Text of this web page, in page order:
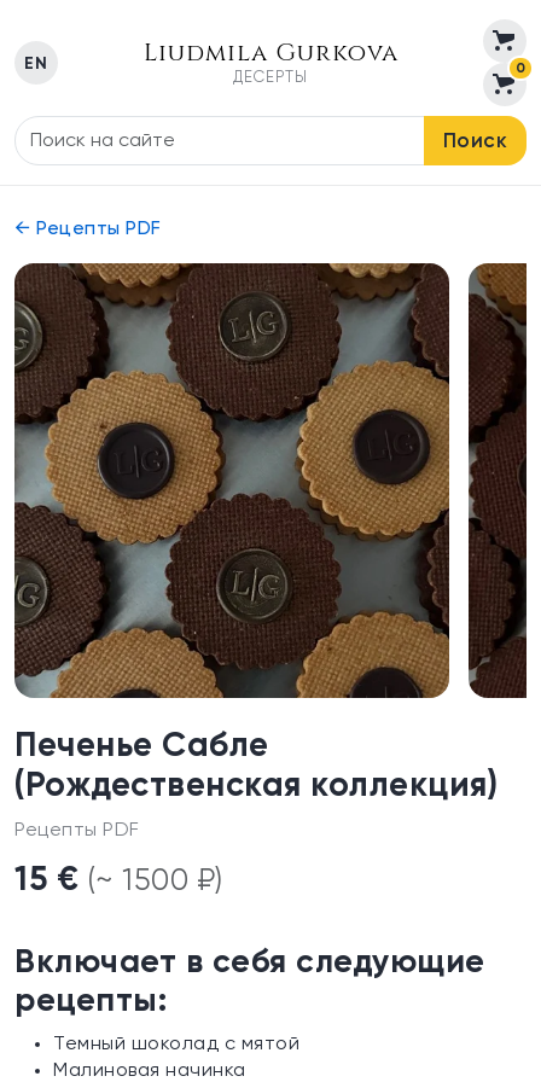
EN Liudmila Gurkova
ДЕСЕРТЫ
0
Поиск
← Рецепты PDF
Печенье Сабле
(Рождественская коллекция)
Рецепты PDF
15 € (~ 1500 ₽)
Включает в себя следующие
рецепты:
Темный шоколад с мятой
Малиновая начинка